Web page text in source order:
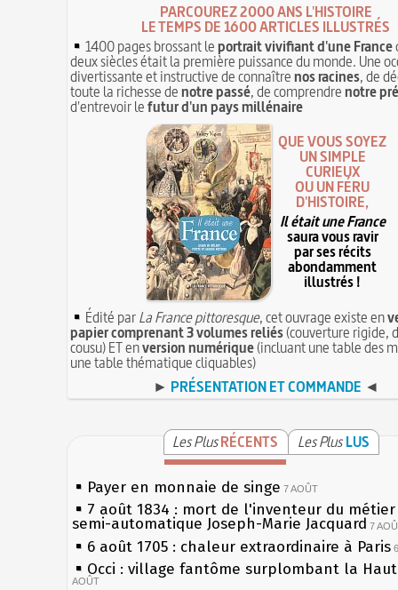
PARCOUREZ 2000 ANS L'HISTOIRE
LE TEMPS DE 1600 ARTICLES ILLUSTRÉS
1400 pages brossant leportrait vivifiant d'une France
deux siècles était la première puissance du monde. Une
divertissante et instructive de connaîtrenos racines, de
toute la richesse denotre passé, de comprendrenotre
d'entrevoir lefutur d'un pays millénaire
QUE VOUS SOYEZ
UN SIMPLE
CURIEUX
OU UN FÉRU
D'HISTOIRE,
Il était une France
saura vous ravir
par ses récits
abondamment
illustrés !
Édité parLa France pittoresque, cet ouvrage existe en
papier comprenant 3 volumes reliés(couverture rigide,
cousu) ET enversion numérique(incluant une table des
une table thématique cliquables)
► PRÉSENTATION ET COMMANDE ◄
Les PlusRÉCENTS Les Plus LUS
Payer en monnaie de singe 7 AOÛT
7 août 1834 : mort de l'inventeur du
semi-automatique Joseph-Marie Jacquard 7
6 août 1705 : chaleur extraordinaire à Paris
Occi : village fantôme surplombant la
AOÛT